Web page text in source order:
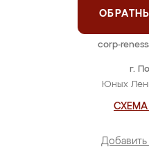
г.
Юных
СХЕМА
Добавить
corp-